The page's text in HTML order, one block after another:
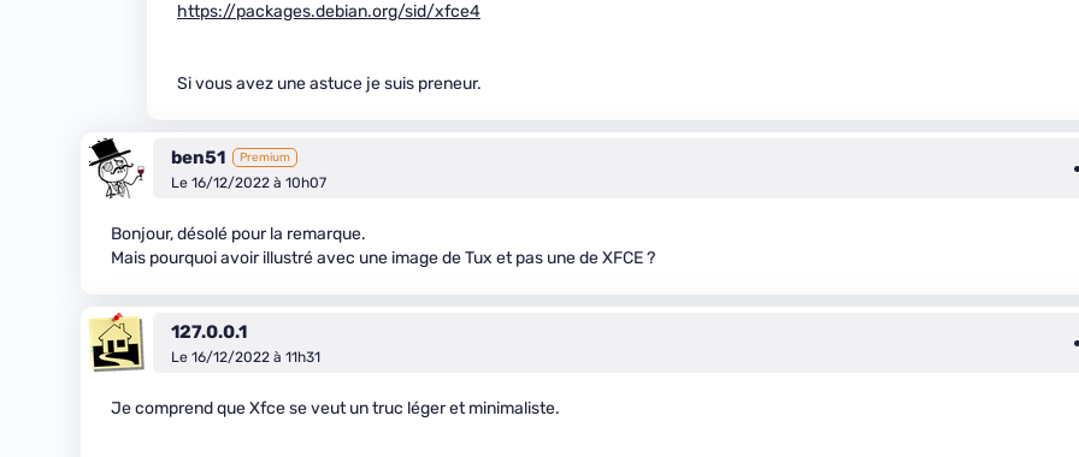
https://packages.debian.org/sid/xfce4
Si vous avez une astuce je suis preneur.
ben51 Premium
Le 16/12/2022 à 10h07
Bonjour, désolé pour la remarque.
Mais pourquoi avoir illustré avec une image de Tux et pas une de XFCE ?
127.0.0.1
Le 16/12/2022 à 11h31
Je comprend que Xfce se veut un truc léger et minimaliste.